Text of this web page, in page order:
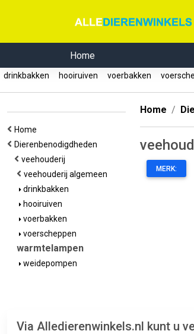
Home
drinkbakken hooiruiven voerbakken
Home
Dierenbenodigdheden
veehouderij
veehouderij algemeen
drinkbakken
hooiruiven
voerbakken
voerscheppen
warmtelampen
weidepompen
Home
MERK:
Via Alledierenwinkels.nl kunt u